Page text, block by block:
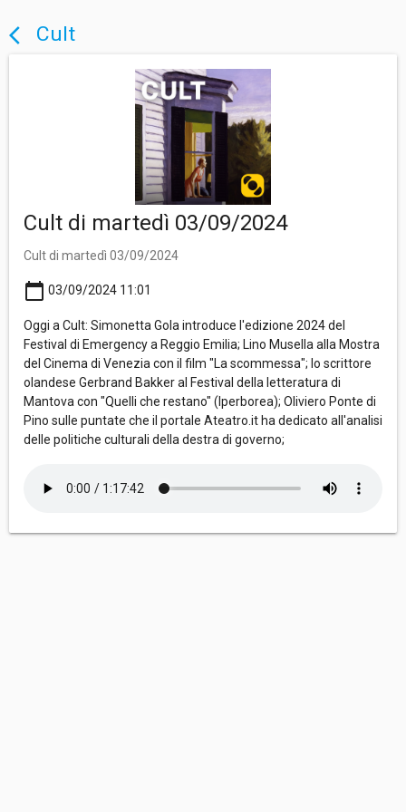
arrow_back_ios Cult
Cult di martedì 03/09/2024
Cult di martedì 03/09/2024
calendar_today 03/09/2024 11:01
Oggi a Cult: Simonetta Gola introduce l'edizione 2024 del
Festival di Emergency a Reggio Emilia; Lino Musella alla Mostra
del Cinema di Venezia con il film "La scommessa"; lo scrittore
olandese Gerbrand Bakker al Festival della letteratura di
Mantova con "Quelli che restano" (Iperborea); Oliviero Ponte di
Pino sulle puntate che il portale Ateatro.it ha dedicato all'analisi
delle politiche culturali della destra di governo;